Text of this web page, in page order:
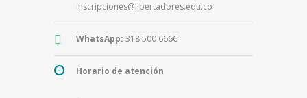
inscripciones@libertadores.edu.co
WhatsApp: 318 500 6666
Horario de atención